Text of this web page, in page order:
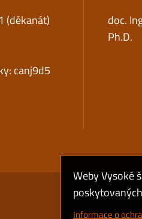
(děkanát)
canj9d5
doc.
Ph.D.
Weby Vysoké
Informace o